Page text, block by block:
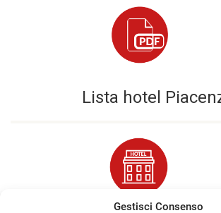
Gestisci Consenso
Lista hotel